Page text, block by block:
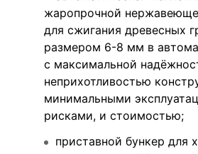
жаропрочной
для сжигания древесных
размером 6-8 мм в
с максимальной
неприхотливостью
минимальными
рисками, и стоимостью;
приставной бункер для